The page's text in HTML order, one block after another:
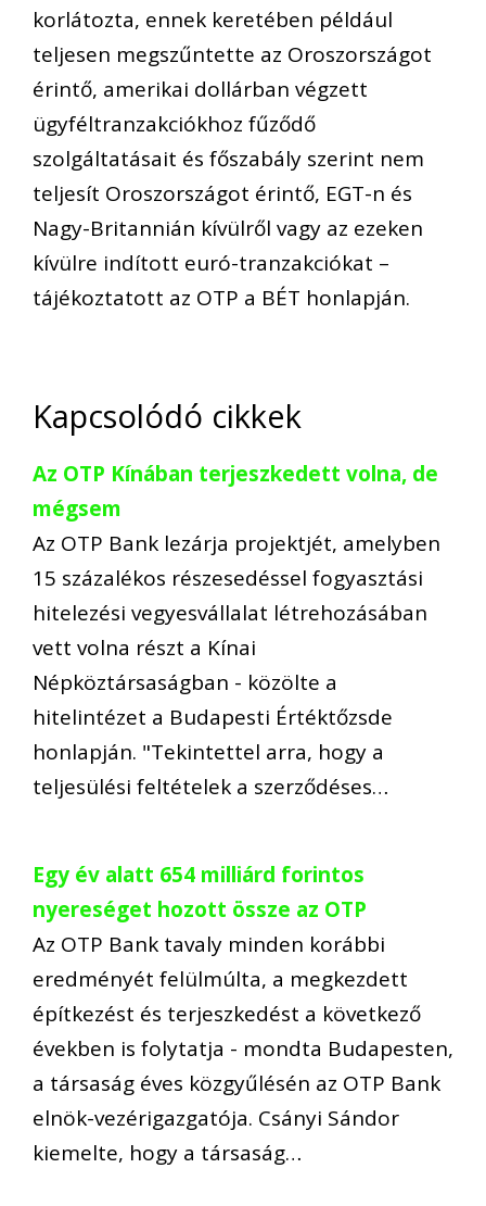
korlátozta, ennek keretében például
teljesen megszűntette az Oroszországot
érintő, amerikai dollárban végzett
ügyféltranzakciókhoz fűződő
szolgáltatásait és főszabály szerint nem
teljesít Oroszországot érintő, EGT-n és
Nagy-Britannián kívülről vagy az ezeken
kívülre indított euró-tranzakciókat –
tájékoztatott az OTP a BÉT honlapján.
Kapcsolódó cikkek
Az OTP Kínában terjeszkedett volna, de
mégsem
Az OTP Bank lezárja projektjét, amelyben
15 százalékos részesedéssel fogyasztási
hitelezési vegyesvállalat létrehozásában
vett volna részt a Kínai
Népköztársaságban - közölte a
hitelintézet a Budapesti Értéktőzsde
honlapján. "Tekintettel arra, hogy a
teljesülési feltételek a szerződéses…
Egy év alatt 654 milliárd forintos
nyereséget hozott össze az OTP
Az OTP Bank tavaly minden korábbi
eredményét felülmúlta, a megkezdett
építkezést és terjeszkedést a következő
években is folytatja - mondta Budapesten,
a társaság éves közgyűlésén az OTP Bank
elnök-vezérigazgatója. Csányi Sándor
kiemelte, hogy a társaság…